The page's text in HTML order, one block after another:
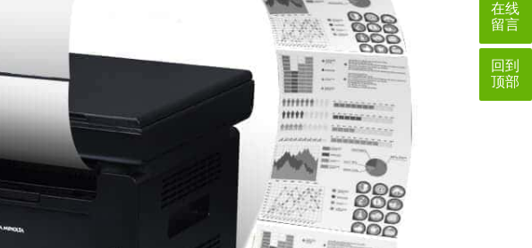
在线
留言
回到
顶部